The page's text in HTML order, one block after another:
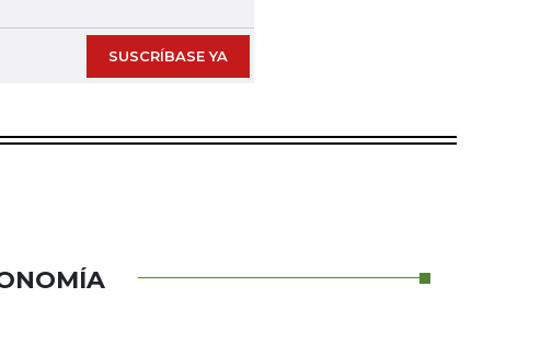
SUSCRÍBASE YA